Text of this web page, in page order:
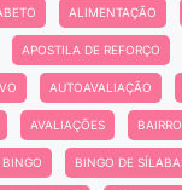
ALIMENTAÇÃO
APOSTILA DE REFORÇO
AUTOAVALIAÇÃO
AVALIAÇÕES
BINGO BINGO DE